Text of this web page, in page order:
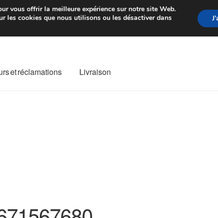
de 7 EUR Du lundi au
et réclamations Livraison
vous offrir la meilleure expérience sur notre site Web.
les cookies que nous utilisons ou les désactiver dans